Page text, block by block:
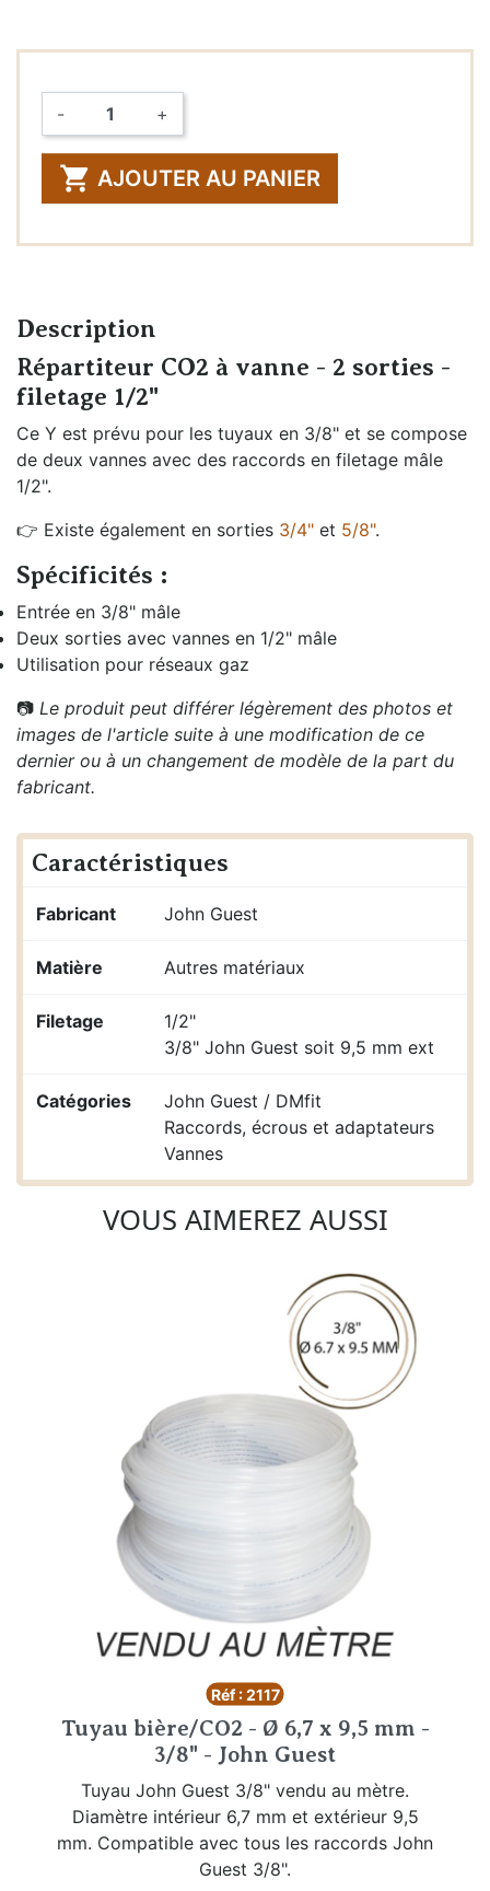
Quantité
- +
 AJOUTER AU PANIER
Description
Répartiteur CO2 à vanne - 2 sorties -
filetage 1/2"
Ce Y est prévu pour les tuyaux en 3/8" et se compose
de deux vannes avec des raccords en filetage mâle
1/2".
👉 Existe également en sorties 3/4" et 5/8".
Spécificités :
Entrée en 3/8" mâle
Deux sorties avec vannes en 1/2" mâle
Utilisation pour réseaux gaz
📷 Le produit peut différer légèrement des photos et
images de l'article suite à une modification de ce
dernier ou à un changement de modèle de la part du
fabricant.
Caractéristiques
Fabricant John Guest
Matière Autres matériaux
Filetage
1/2"
3/8" John Guest soit 9,5 mm ext
Catégories
John Guest / DMfit
Raccords, écrous et adaptateurs
Vannes
VOUS AIMEREZ AUSSI
Réf : 2117
Tuyau bière/CO2 - Ø 6,7 x 9,5 mm -
3/8" - John Guest
Tuyau John Guest 3/8" vendu au mètre.
Diamètre intérieur 6,7 mm et extérieur 9,5
mm. Compatible avec tous les raccords John
Guest 3/8".